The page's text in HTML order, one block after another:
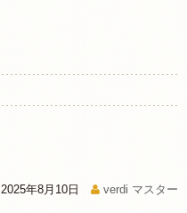
2025年8月10日 verdi マスター